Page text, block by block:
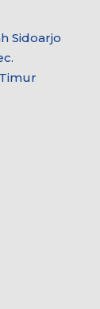
Sidoarjo